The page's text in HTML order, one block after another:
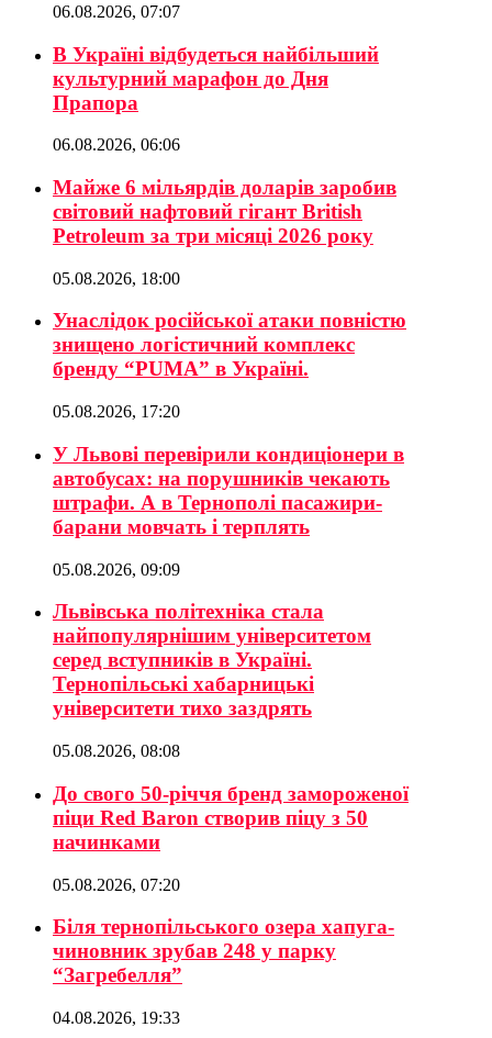
06.08.2026, 07:07
В Україні відбудеться найбільший
культурний марафон до Дня
Прапора
06.08.2026, 06:06
Майже 6 мільярдів доларів заробив
світовий нафтовий гігант British
Petroleum за три місяці 2026 року
05.08.2026, 18:00
Унаслідок російської атаки повністю
знищено логістичний комплекс
бренду “PUMA” в Україні.
05.08.2026, 17:20
У Львові перевірили кондиціонери в
автобусах: на порушників чекають
штрафи. А в Тернополі пасажири-
барани мовчать і терплять
05.08.2026, 09:09
Львівська політехніка стала
найпопулярнішим університетом
серед вступників в Україні.
Тернопільські хабарницькі
університети тихо заздрять
05.08.2026, 08:08
До свого 50-річчя бренд замороженої
піци Red Baron створив піцу з 50
начинками
05.08.2026, 07:20
Біля тернопільського озера хапуга-
чиновник зрубав 248 у парку
“Загребелля”
04.08.2026, 19:33